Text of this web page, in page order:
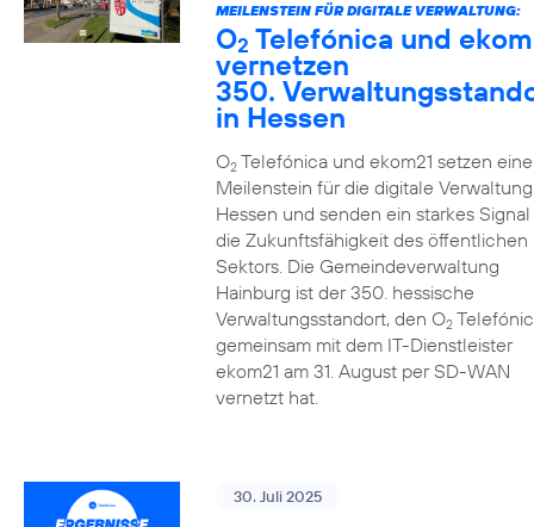
MEILENSTEIN FÜR DIGITALE VERWALTUNG:
O2 Telefónica und
vernetzen
350.
in Hessen
O2Telefónica und ekom21 setzen
Meilenstein für die digitale
Hessen und senden ein starkes
die Zukunftsfähigkeit des öffentlichen
Sektors. Die Gemeindeverwaltung
Hainburg ist der 350. hessische
Verwaltungsstandort, den O2
gemeinsam mit dem IT-Dienstleister
ekom21 am 31. August per SD-WAN
vernetzt hat.
30. Juli 2025